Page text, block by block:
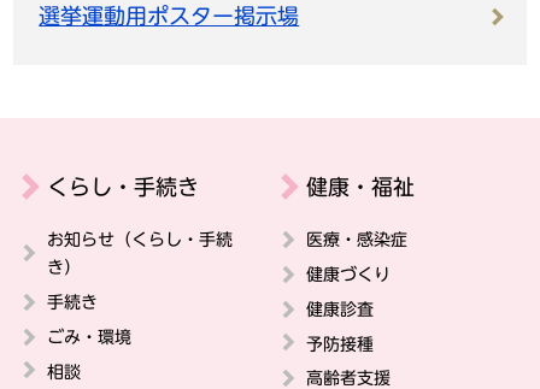
選挙運動用ポスター掲示場
くらし・手続き
お知らせ（くらし・手続
き）
手続き
ごみ・環境
相談
健康・福祉
医療・感染症
健康づくり
健康診査
予防接種
高齢者支援